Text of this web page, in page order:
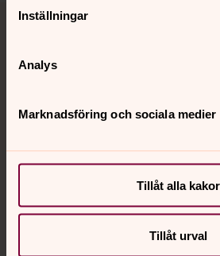
Inställningar
Analys
Marknadsföring och sociala medier
Tillåt alla kakor
Tillåt urval
Tillbaka till toppen
Tillbaka till innehållet
Kalender
Hitta snabbt